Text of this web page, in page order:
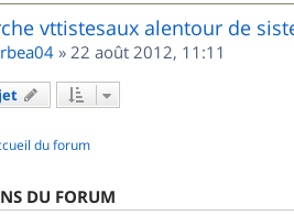
vttistesaux alentour de
» 22 août 2012, 11:11
du forum
DU FORUM